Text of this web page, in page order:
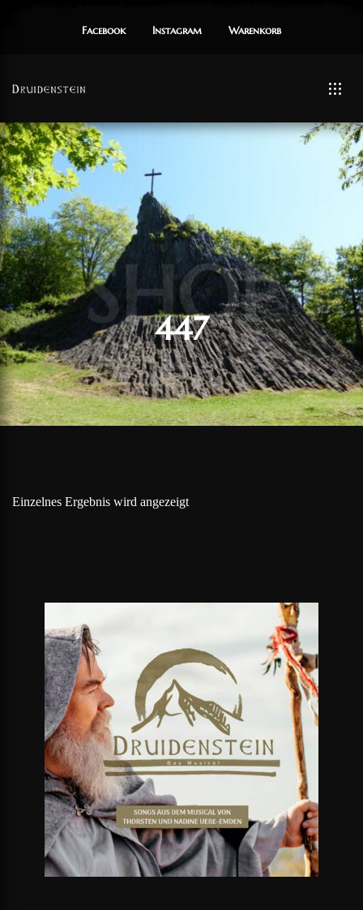
Facebook Instagram Warenkorb
SHOP
447
Einzelnes Ergebnis wird angezeigt